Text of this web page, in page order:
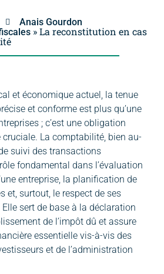
Anais Gourdon
»La reconstitution en cas
et économique actuel, la tenue
et conforme est plus qu’une
; c’est une obligation
cruciale. La comptabilité, bien au-
suivi des transactions
fondamental dans l’évaluation
entreprise, la planification de
et, surtout, le respect de ses
sert de base à la déclaration
de l’impôt dû et assure
essentielle vis-à-vis des
et de l’administration